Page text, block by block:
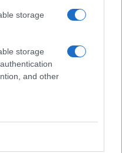
storage
storage
and other